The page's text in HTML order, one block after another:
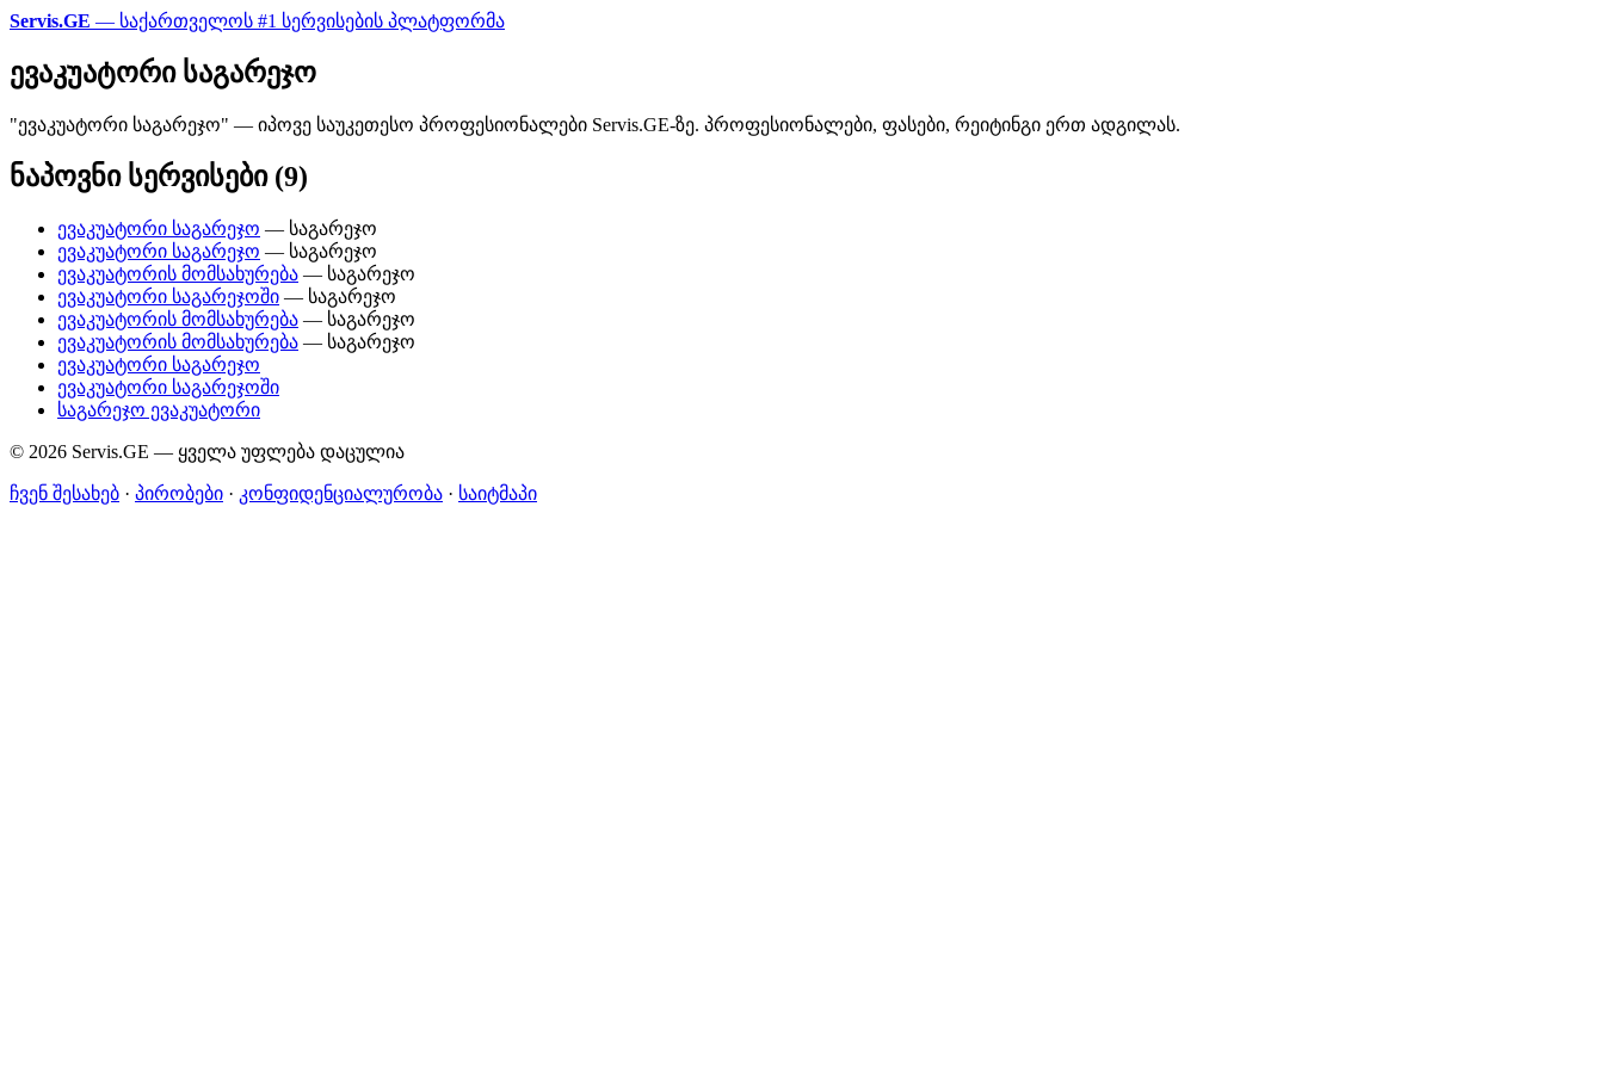
Servis.GE — საქართველოს #1 სერვისების პლატფორმა
ევაკუატორი საგარეჯო
"ევაკუატორი საგარეჯო" — იპოვე საუკეთესო პროფესიონალები Servis.GE-ზე. პროფესიონალები, ფასები, რეიტინგი ერთ ადგილას.
ნაპოვნი სერვისები (9)
ევაკუატორი საგარეჯო — საგარეჯო
ევაკუატორი საგარეჯო — საგარეჯო
ევაკუატორის მომსახურება — საგარეჯო
ევაკუატორი საგარეჯოში — საგარეჯო
ევაკუატორის მომსახურება — საგარეჯო
ევაკუატორის მომსახურება — საგარეჯო
ევაკუატორი საგარეჯო
ევაკუატორი საგარეჯოში
საგარეჯო ევაკუატორი
© 2026 Servis.GE — ყველა უფლება დაცულია
ჩვენ შესახებ · პირობები · კონფიდენციალურობა · საიტმაპი